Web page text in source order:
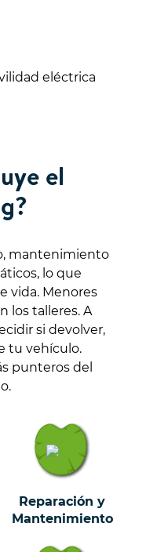
eléctrica
el
mantenimiento
lo que
vida. Menores
los talleres. A
si devolver,
tu vehículo.
punteros del
Reparación y
Mantenimiento